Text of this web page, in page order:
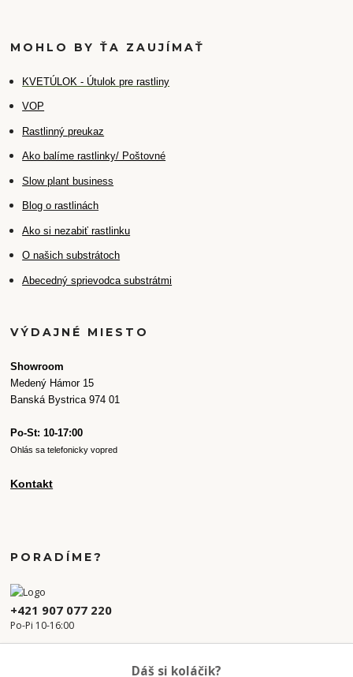
MOHLO BY ŤA ZAUJÍMAŤ
KVETÚLOK - Útulok pre rastliny
VOP
Rastlinný preukaz
Ako balíme rastlinky/ Poštovné
Slow plant business
Blog o rastlinách
Ako si nezabiť rastlinku
O našich substrátoch
Abecedný sprievodca substrátmi
VÝDAJNÉ MIESTO
Showroom
Medený Hámor 15
Banská Bystrica 974 01
Po-St: 10-17:00
Ohlás sa telefonicky vopred
Kontakt
PORADÍME?
+421 907 077 220
Po-Pi 10-16:00
Dáš si koláčik?